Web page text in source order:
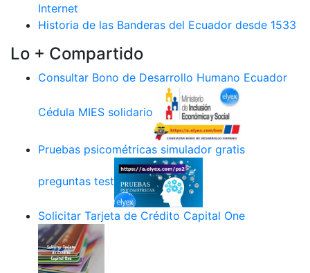
Internet
Historia de las Banderas del Ecuador desde 1533
Lo + Compartido
Consultar Bono de Desarrollo Humano Ecuador
Cédula MIES solidario
Pruebas psicométricas simulador gratis
preguntas test
Solicitar Tarjeta de Crédito Capital One